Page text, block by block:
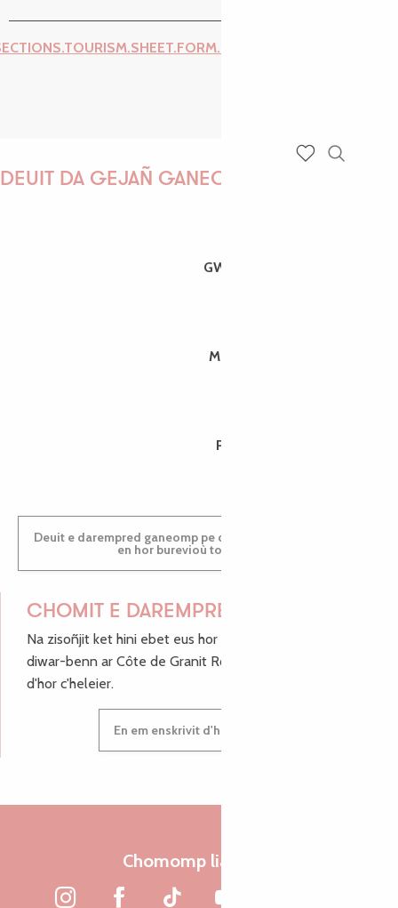
DEUIT DA GEJAÑ GANEOMP !
GWENAËLLE
MORGANE
PAULINE
Deuit e darempred ganeomp pe deuit da welet ac'hanomp
en hor burevioù touristerezh
CHOMIT E DAREMPRED !
Na zisoñjit ket hini ebet eus hor c'hinnigoù mat ha keleier
diwar-benn ar Côte de Granit Rose, enskrivit hoc'h anv
d'hor c'heleier.
En em enskrivit d'hor c'heleier
Chomomp liammet